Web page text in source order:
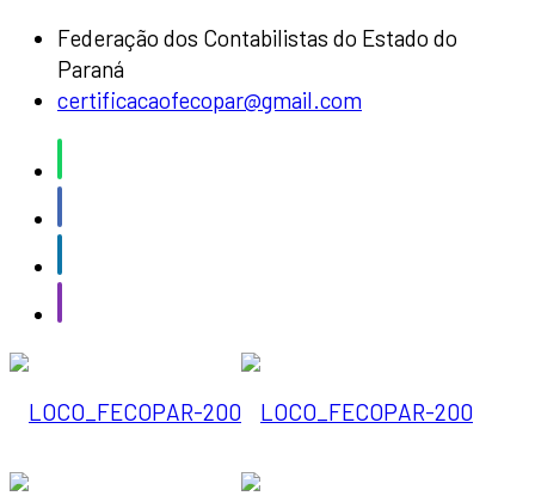
Federação dos Contabilistas do Estado do
Paraná
certificacaofecopar@gmail.com